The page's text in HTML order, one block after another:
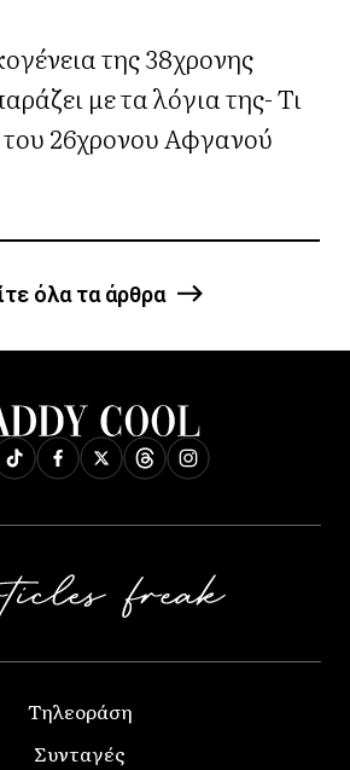
της 38χρονης
με τα λόγια της- Τι
του 26χρονου Αφγανού
όλα τα άρθρα
Τηλεοράση
Συνταγές